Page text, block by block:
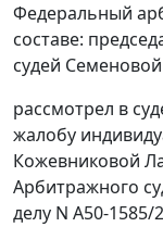
Федеральный
составе:
судей
рассмотрел в
жалобу
Кожевниковой
Арбитражного
делу N А50-1585/